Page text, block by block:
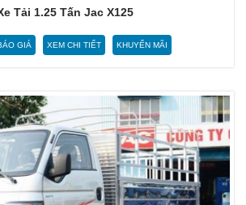
Tải 1.25 Tấn Jac X125
GIÁ XEM CHI TIẾT KHUYẾN MÃI